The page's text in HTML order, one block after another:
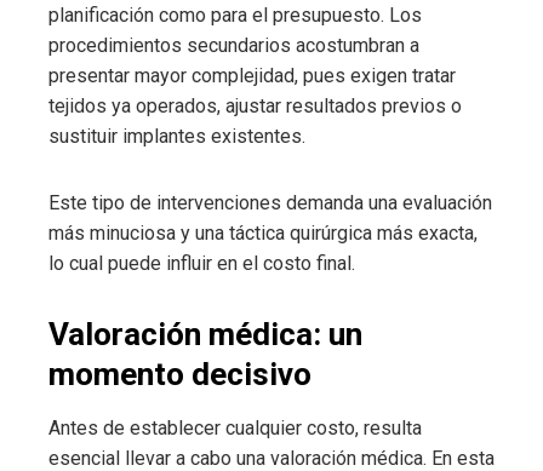
planificación como para el presupuesto. Los
procedimientos secundarios acostumbran a
presentar mayor complejidad, pues exigen tratar
tejidos ya operados, ajustar resultados previos o
sustituir implantes existentes.
Este tipo de intervenciones demanda una evaluación
más minuciosa y una táctica quirúrgica más exacta,
lo cual puede influir en el costo final.
Valoración médica: un
momento decisivo
Antes de establecer cualquier costo, resulta
esencial llevar a cabo una valoración médica. En esta